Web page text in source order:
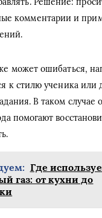
комментарии и
может ошибаться,
к стилю ученика или
В таком случае
помогают
Где
газ: от кухни до